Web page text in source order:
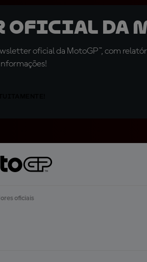
oficial da
oficial da MotoGP™, com
oficiais